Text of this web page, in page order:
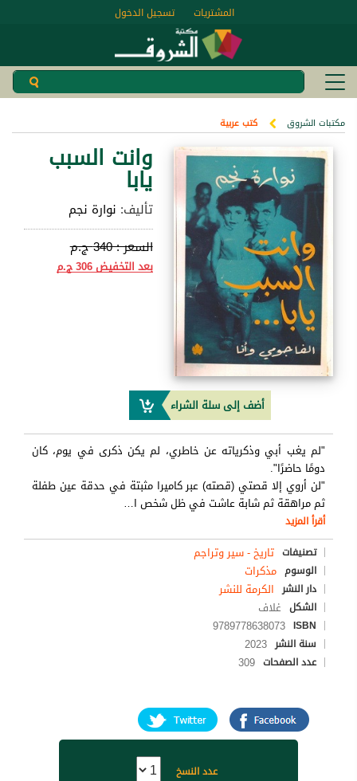
تسجيل الدخول المشتريات
مكتبات الشروق كتب عربية
وانت السبب
يابا
تأليف: نوارة نجم
السعر :340 ج.م
بعد التخفيض306 ج.م
أضف إلى سلة الشراء
"لم يغب أبي وذكرياته عن خاطري، لم يكن ذكرى في يوم، كان
دومًا حاضرًا".
"لن أروي إلا قصتي (قصته) عبر كاميرا مثبتة في حدقة عين طفلة
ثم مراهقة ثم شابة عاشت في ظل شخص ا…
أقرأ المزيد
تصنيفات تاريخ - سير وتراجم
الوسوم مذكرات
دار النشر الكرمة للنشر
الشكل غلاف
ISBN
9789778638073
سنة النشر 2023
عدد الصفحات 309
عدد النسخ